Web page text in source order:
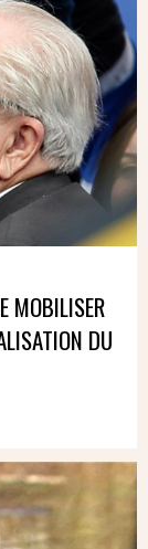
MOBILISER
DU